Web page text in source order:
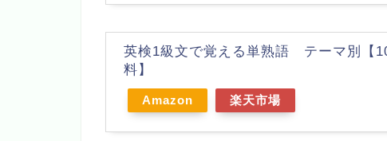
英検1級文で覚える単熟語 テーマ別【
料】
Amazon 楽天市場